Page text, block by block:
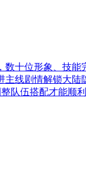
十位形象、技能
线剧情解锁大
队伍搭配才能顺利